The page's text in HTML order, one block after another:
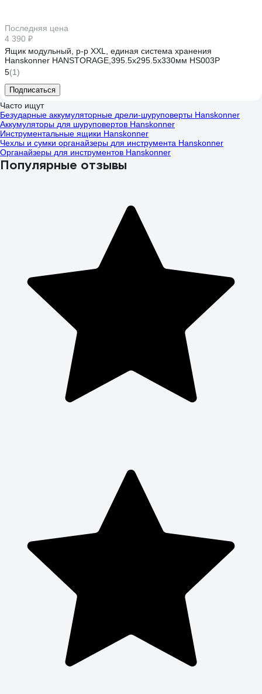
Последняя цена
4 390 ₽
Ящик модульный, р-р XXL, единая система хранения
Hanskonner HANSTORAGE,395.5x295.5x330мм HS003P
5(1)
Подписаться
Часто ищут
Безударные аккумуляторные дрели-шуруповерты Hanskonner
Аккумуляторы для шуруповертов Hanskonner
Инструментальные ящики Hanskonner
Чехлы и сумки органайзеры для инструмента Hanskonner
Органайзеры для инструментов Hanskonner
Популярные отзывы